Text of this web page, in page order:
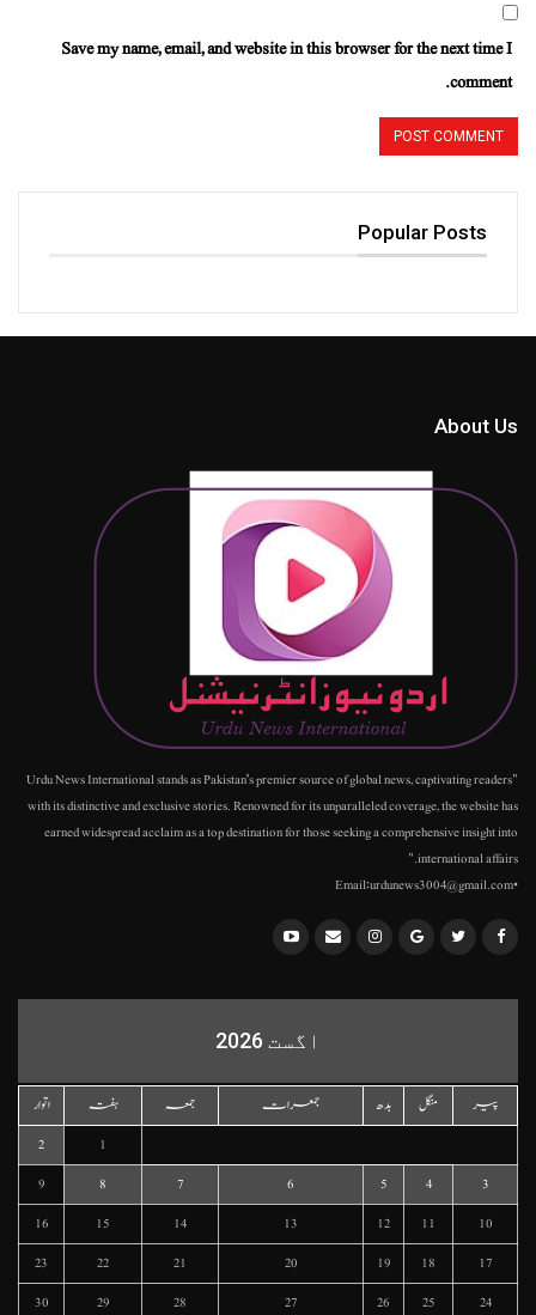
Save my name, email, and website in this browser for the next time I
comment.
Popular Posts
About Us
"Urdu News International stands as Pakistan's premier source of global news, captivating readers
with its distinctive and exclusive stories. Renowned for its unparalleled coverage, the website has
earned widespread acclaim as a top destination for those seeking a comprehensive insight into
international affairs."
•Email:urdunews3004@gmail.com
اگست 2026
پیر منگل بدھ جمعرات جمعہ ہفتہ
اتوار
1
2
3
4
5
6
7
8
9
10
11
12
13
14
15
16
17
18
19
20
21
22
23
24
25
26
27
28
29
30